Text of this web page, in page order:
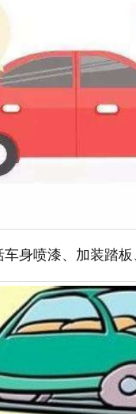
车身喷漆、加装踏